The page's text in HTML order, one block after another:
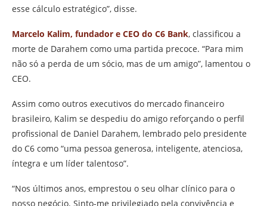
esse cálculo estratégico”, disse.
Marcelo Kalim, fundador e CEO do C6 Bank, classificou a
morte de Darahem como uma partida precoce. “Para mim
não só a perda de um sócio, mas de um amigo”, lamentou o
CEO.
Assim como outros executivos do mercado financeiro
brasileiro, Kalim se despediu do amigo reforçando o perfil
profissional de Daniel Darahem, lembrado pelo presidente
do C6 como “uma pessoa generosa, inteligente, atenciosa,
íntegra e um líder talentoso”.
“Nos últimos anos, emprestou o seu olhar clínico para o
nosso negócio. Sinto-me privilegiado pela convivência e